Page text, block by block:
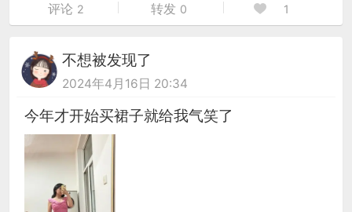
评论 2 转发 0 1
不想被发现了
2024年4月16日 20:34
今年才开始买裙子就给我气笑了